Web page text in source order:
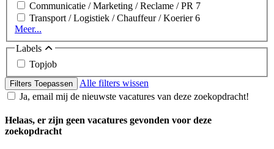
Communicatie / Marketing / Reclame / PR 7
Transport / Logistiek / Chauffeur / Koerier6
Meer...
Labels
Topjob
Filters Toepassen
Alle filters wissen
Ja, email mij de nieuwste vacatures van deze zoekopdracht!
Helaas, er zijn geen vacatures gevonden voor deze
zoekopdracht